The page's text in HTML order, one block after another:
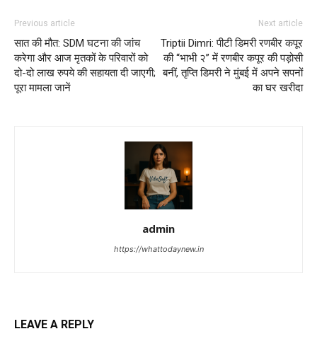
Previous article
सात की मौत: SDM घटना की जांच
करेगा और आज मृतकों के परिवारों को
दो-दो लाख रुपये की सहायता दी जाएगी;
पूरा मामला जानें
Next article
Triptii Dimri: पीटी डिमरी रणबीर कपूर
की “भाभी २” में रणबीर कपूर की पड़ोसी
बनीं, तृप्ति डिमरी ने मुंबई में अपने सपनों
का घर खरीदा
admin
https://whattodaynew.in
LEAVE A REPLY